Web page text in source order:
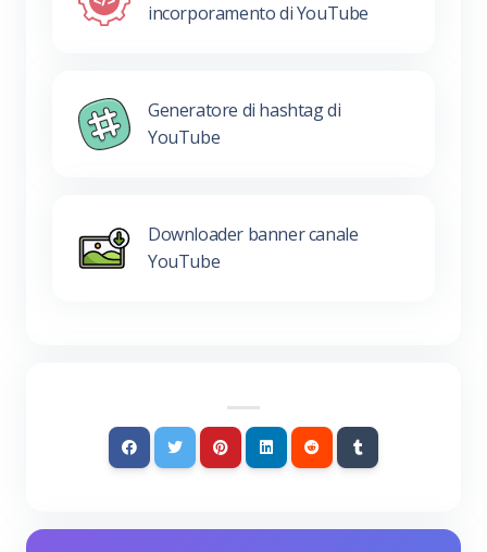
incorporamento di YouTube
Generatore di hashtag di
YouTube
Downloader banner canale
YouTube